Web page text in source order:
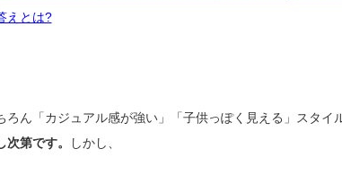
えとは?
ろん「カジュアル感が強い」「子供っぽく見える」スタイ
次第です。
しかし、